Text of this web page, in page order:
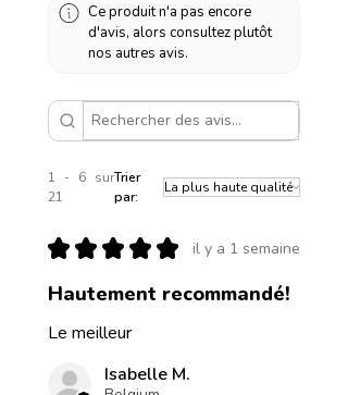
Ce produit n'a pas encore
d'avis, alors consultez plutôt
nos autres avis.
1 - 6 sur
21
Trier
par:
★ ★ ★ ★ ★ il y a 1 semaine
Hautement recommandé!
Le meilleur
Isabelle M.